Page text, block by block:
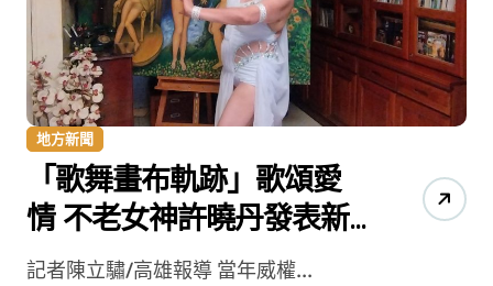
地方新聞
「歌舞畫布軌跡」歌頌愛
情 不老女神許曉丹發表新
歌記者陳立驌/高雄報導 當年威權...